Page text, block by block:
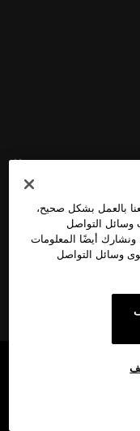
بالعمل بشكل صحيح،
وسائل التواصل
ونشارك أيضًا المعلومات
وسائل التواصل